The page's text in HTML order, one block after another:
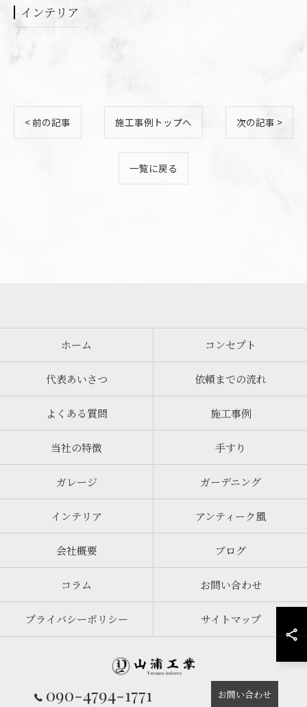
インテリア
< 前の記事 施工事例トップへ 次の記事 >
一覧に戻る
090-4794-1771 お問い合わせ
ホーム コンセプト
代表あいさつ 依頼までの流れ
よくある質問 施工事例
当社の特徴 手すり
ガレージ ガーデニング
インテリア アンティーク風
会社概要 ブログ
コラム お問い合わせ
プライバシーポリシー サイトマップ
© 2026 静岡のロートアイアンなら山浦工業 ALL RIGHTS RESERVED.